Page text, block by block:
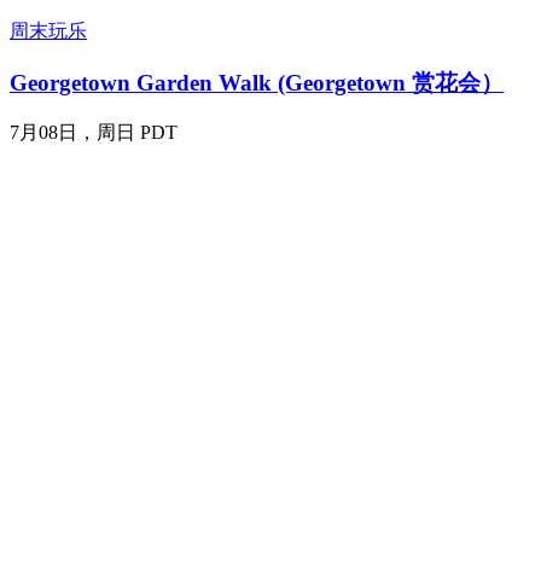
周末玩乐
Georgetown Garden Walk (Georgetown 赏花会）
7月08日，周日 PDT